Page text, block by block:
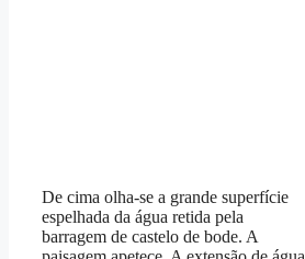
De cima olha-se a grande superfície
espelhada da água retida pela
barragem de castelo de bode. A